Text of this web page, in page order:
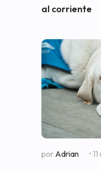
al corriente
por Adrian •